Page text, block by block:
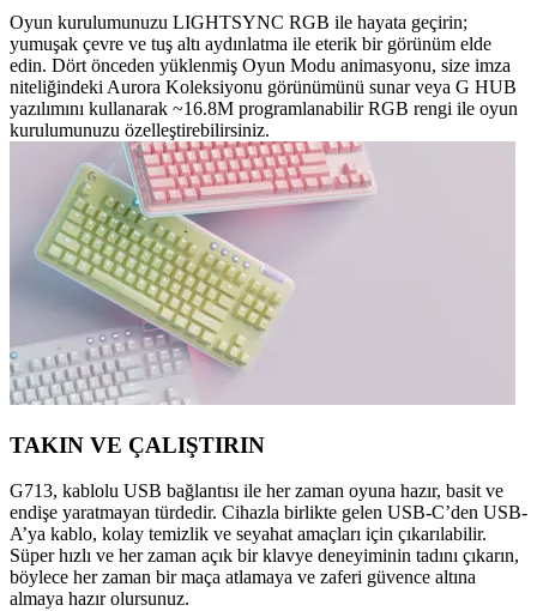
Oyun kurulumunuzu LIGHTSYNC RGB ile hayata geçirin;
yumuşak çevre ve tuş altı aydınlatma ile eterik bir görünüm elde
edin. Dört önceden yüklenmiş Oyun Modu animasyonu, size imza
niteliğindeki Aurora Koleksiyonu görünümünü sunar veya G HUB
yazılımını kullanarak ~16.8M programlanabilir RGB rengi ile oyun
kurulumunuzu özelleştirebilirsiniz.
TAKIN VE ÇALIŞTIRIN
G713, kablolu USB bağlantısı ile her zaman oyuna hazır, basit ve
endişe yaratmayan türdedir. Cihazla birlikte gelen USB-C’den USB-
A’ya kablo, kolay temizlik ve seyahat amaçları için çıkarılabilir.
Süper hızlı ve her zaman açık bir klavye deneyiminin tadını çıkarın,
böylece her zaman bir maça atlamaya ve zaferi güvence altına
almaya hazır olursunuz.